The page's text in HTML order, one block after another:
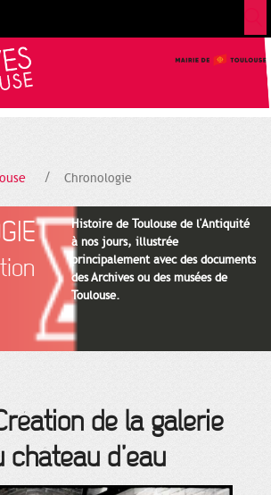
Chronologie
Histoire de Toulouse de l'Antiquité
à nos jours, illustrée
principalement avec des documents
des Archives ou des musées de
Toulouse.
de la galerie
château d’eau
sur les cookies